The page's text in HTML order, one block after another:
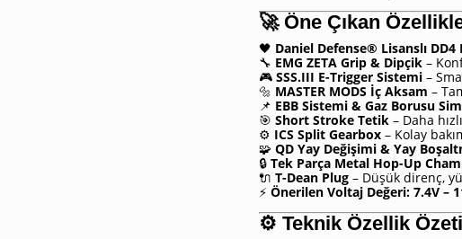
🚀 Öne Çıkan
🖤 Daniel Defense® Lisanslı DD4
🔧 EMG ZETA Grip & Dipçik –
🎮 SSS.III E-Trigger Sistemi –
🔩 MASTER MODS İç Aksam –
📌 EBB Sistemi & Gaz Borusu
🎯 Short Stroke Tetik – Daha
⚙️ ICS Split Gearbox – Kolay
🧩 QD Yay Değişimi & Yay
🔒 Tek Parça Metal Hop-Up
🔌 T-Dean Plug – Düşük direnç,
⚡ Önerilen Voltaj Değeri: 7.4V –
⚙️ Teknik Özellik